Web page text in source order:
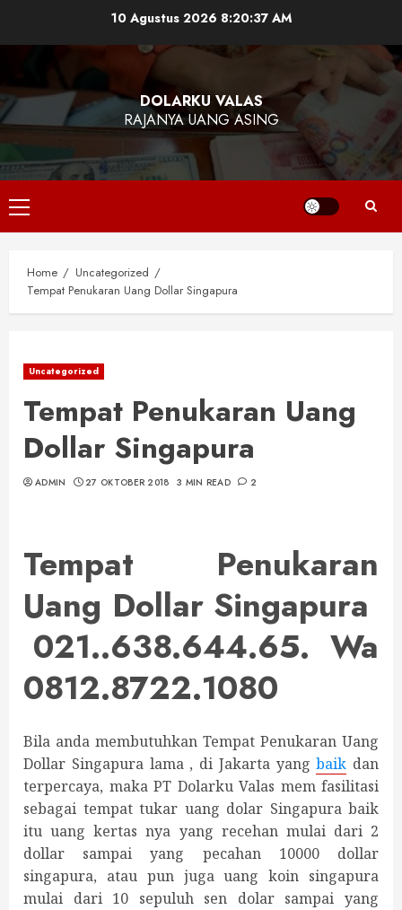
10 Agustus 2026 8:20:38 AM
DOLARKU VALAS
RAJANYA UANG ASING
Primary
Menu
Home
Uncategorized
Tempat Penukaran Uang Dollar Singapura
Uncategorized
Tempat Penukaran Uang
Dollar Singapura
ADMIN 27 OKTOBER 2018 3 MIN READ 2
Tempat Penukaran
Uang Dollar Singapura
021..638.644.65. Wa
0812.8722.1080
Bila anda membutuhkan Tempat Penukaran Uang
Dollar Singapura lama , di Jakarta yangbaik dan
terpercaya, maka PT Dolarku Valas mem fasilitasi
sebagai tempat tukar uang dolar Singapura baik
itu uang kertas nya yang recehan mulai dari 2
dollar sampai yang pecahan 10000 dollar
singapura, atau pun juga uang koin singapura
mulai dari 10 sepuluh sen dolar sampai yang